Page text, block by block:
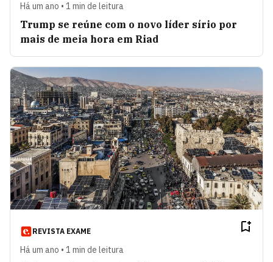
Há um ano • 1 min de leitura
Trump se reúne com o novo líder sírio por
mais de meia hora em Riad
REVISTA EXAME
Há um ano • 1 min de leitura